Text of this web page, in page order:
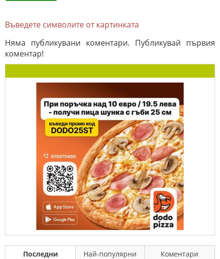
Въведете символите от картинката
Няма публикувани коментари. Публикувай първия
коментар!
Последни Най-популярни
Коментари